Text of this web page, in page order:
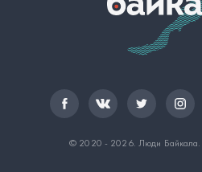
© 2020 - 2026. Люди Байкала